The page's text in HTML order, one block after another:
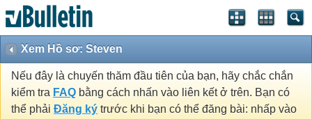
Xem Hồ sơ: Steven
Nếu đây là chuyến thăm đầu tiên của bạn, hãy chắc chắn
kiểm tra FAQ bằng cách nhấn vào liên kết ở trên. Bạn có
thể phải Đăng ký trước khi bạn có thể đăng bài: nhấp vào